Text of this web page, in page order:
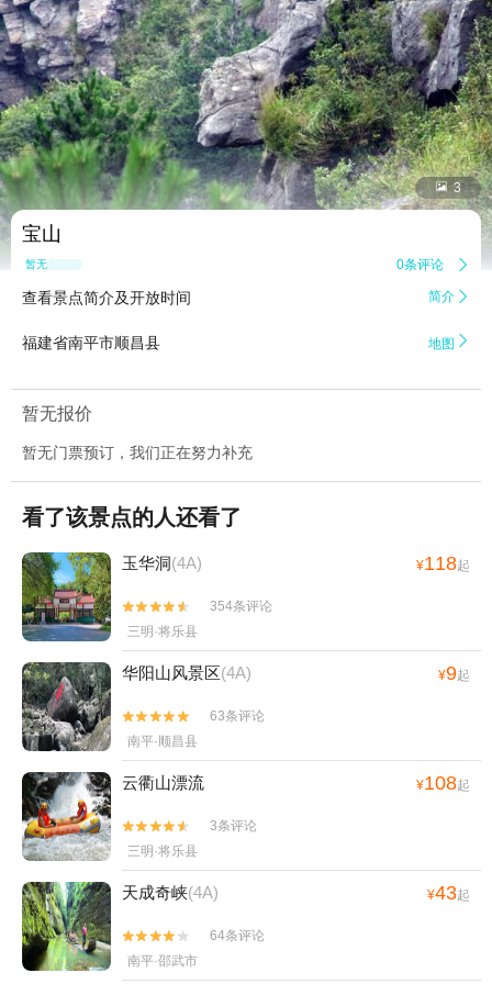
 3
宝山
暂无点评 0条评论 
查看景点简介及开放时间 简介 
福建省南平市顺昌县 地图 
暂无报价
暂无门票预订，我们正在努力补充
看了该景点的人还看了
玉华洞(4A) ¥118起


354条评论
三明·将乐县
华阳山风景区(4A) ¥9起


63条评论
南平·顺昌县
云衢山漂流 ¥108起


3条评论
三明·将乐县
天成奇峡(4A) ¥43起


64条评论
南平·邵武市
